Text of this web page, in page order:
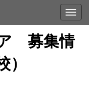
募集情